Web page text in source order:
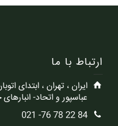
ارتباط با ما
ایران ، تهران ، ابتدای
عباسپور و اتحاد- انبارهای
84 22 78 76- 021